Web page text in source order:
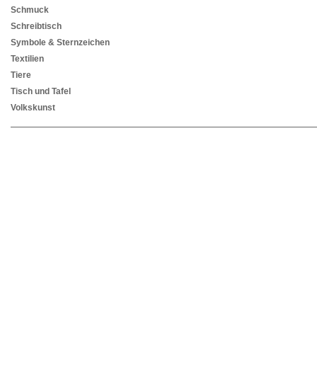
Schmuck
Schreibtisch
Symbole & Sternzeichen
Textilien
Tiere
Tisch und Tafel
Volkskunst